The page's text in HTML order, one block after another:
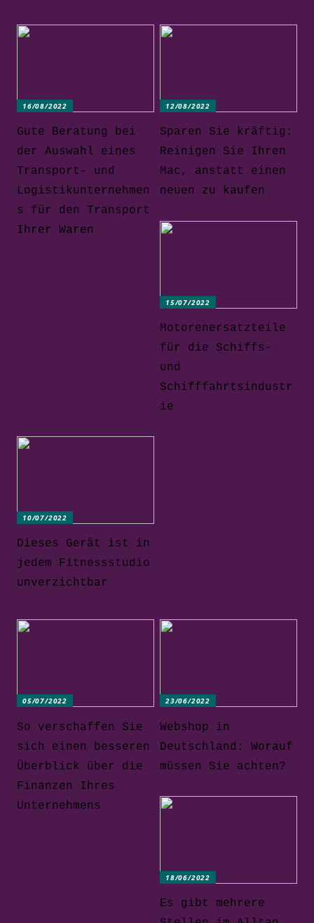
16/08/2022
Gute Beratung bei
der Auswahl eines
Transport- und
Logistikunternehmen
s für den Transport
Ihrer Waren
12/08/2022
Sparen Sie kräftig:
Reinigen Sie Ihren
Mac, anstatt einen
neuen zu kaufen
15/07/2022
Motorenersatzteile
für die Schiffs-
und
Schifffahrtsindustr
ie
10/07/2022
Dieses Gerät ist in
jedem Fitnessstudio
unverzichtbar
05/07/2022
So verschaffen Sie
sich einen besseren
Überblick über die
Finanzen Ihres
Unternehmens
23/06/2022
Webshop in
Deutschland: Worauf
müssen Sie achten?
18/06/2022
Es gibt mehrere